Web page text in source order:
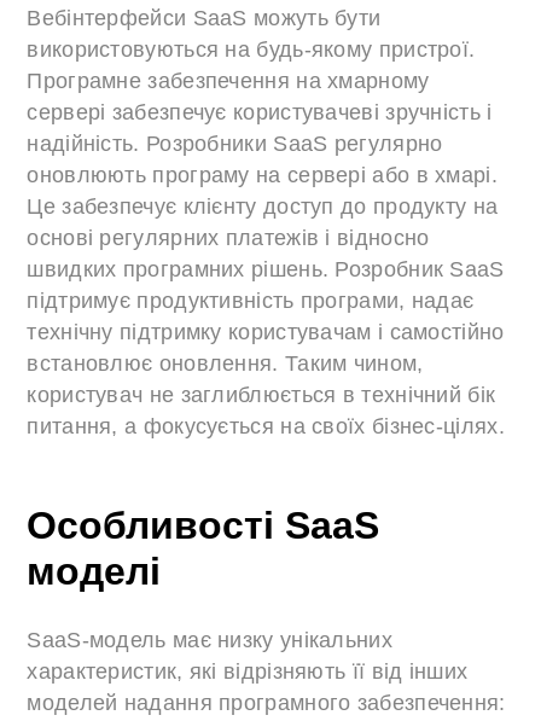
Вебінтерфейси SaaS можуть бути
використовуються на будь-якому пристрої.
Програмне забезпечення на хмарному
сервері забезпечує користувачеві зручність і
надійність. Розробники SaaS регулярно
оновлюють програму на сервері або в хмарі.
Це забезпечує клієнту доступ до продукту на
основі регулярних платежів і відносно
швидких програмних рішень. Розробник SaaS
підтримує продуктивність програми, надає
технічну підтримку користувачам і самостійно
встановлює оновлення. Таким чином,
користувач не заглиблюється в технічний бік
питання, а фокусується на своїх бізнес-цілях.
Особливості SaaS
моделі
SaaS-модель має низку унікальних
характеристик, які відрізняють її від інших
моделей надання програмного забезпечення: